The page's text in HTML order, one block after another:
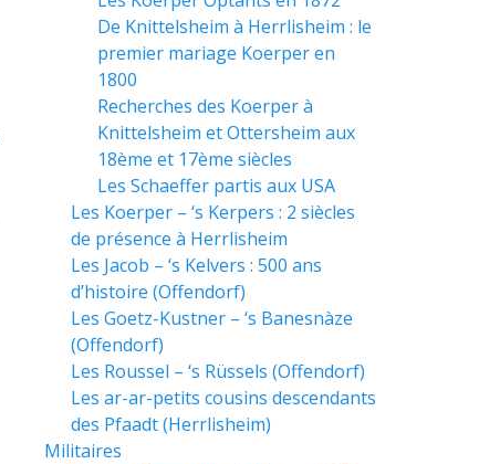
De Knittelsheim à Herrlisheim : le
premier mariage Koerper en
1800
Recherches des Koerper à
Knittelsheim et Ottersheim aux
18ème et 17ème siècles
Les Schaeffer partis aux USA
Les Koerper – ‘s Kerpers : 2 siècles
de présence à Herrlisheim
Les Jacob – ‘s Kelvers : 500 ans
d’histoire (Offendorf)
Les Goetz-Kustner – ‘s Banesnàze
(Offendorf)
Les Roussel – ‘s Rüssels (Offendorf)
Les ar-ar-petits cousins descendants
des Pfaadt (Herrlisheim)
Militaires